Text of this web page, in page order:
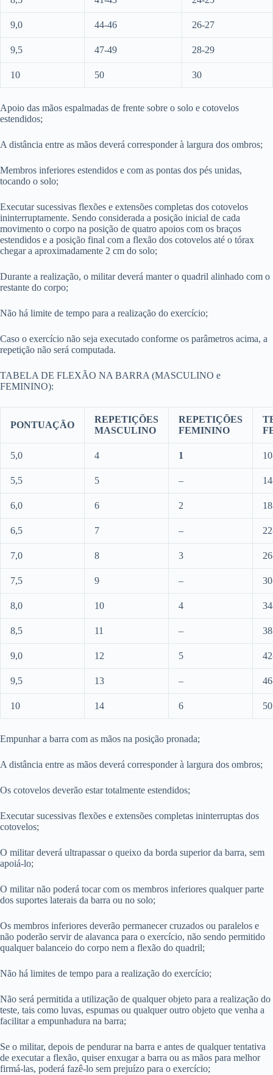
9,0 44-46 26-27
9,5 47-49 28-29
10 50 30
Apoio das mãos espalmadas de frente sobre o solo e cotovelos
estendidos;
A distância entre as mãos deverá corresponder à largura dos ombros;
Membros inferiores estendidos e com as pontas dos pés unidas,
tocando o solo;
Executar sucessivas flexões e extensões completas dos cotovelos
ininterruptamente. Sendo considerada a posição inicial de cada
movimento o corpo na posição de quatro apoios com os braços
estendidos e a posição final com a flexão dos cotovelos até o tórax
chegar a aproximadamente 2 cm do solo;
Durante a realização, o militar deverá manter o quadril alinhado com o
restante do corpo;
Não há limite de tempo para a realização do exercício;
Caso o exercício não seja executado conforme os parâmetros acima, a
repetição não será computada.
TABELA DE FLEXÃO NA BARRA (MASCULINO e
FEMININO):
PONTUAÇÃO
REPETIÇÕES
MASCULINO
REPETIÇÕES
FEMININO
5,0 4 1
5,5 5 –
6,0 6 2
6,5 7 –
7,0 8 3
7,5 9 –
8,0 10 4
8,5 11 –
9,0 12 5
9,5 13 –
10 14 6
Empunhar a barra com as mãos na posição pronada;
A distância entre as mãos deverá corresponder à largura dos ombros;
Os cotovelos deverão estar totalmente estendidos;
Executar sucessivas flexões e extensões completas ininterruptas dos
cotovelos;
O militar deverá ultrapassar o queixo da borda superior da barra, sem
apoiá-lo;
O militar não poderá tocar com os membros inferiores qualquer parte
dos suportes laterais da barra ou no solo;
Os membros inferiores deverão permanecer cruzados ou paralelos e
não poderão servir de alavanca para o exercício, não sendo permitido
qualquer balanceio do corpo nem a flexão do quadril;
Não há limites de tempo para a realização do exercício;
Não será permitida a utilização de qualquer objeto para a realização do
teste, tais como luvas, espumas ou qualquer outro objeto que venha a
facilitar a empunhadura na barra;
Se o militar, depois de pendurar na barra e antes de qualquer tentativa
de executar a flexão, quiser enxugar a barra ou as mãos para melhor
firmá-las, poderá fazê-lo sem prejuízo para o exercício;